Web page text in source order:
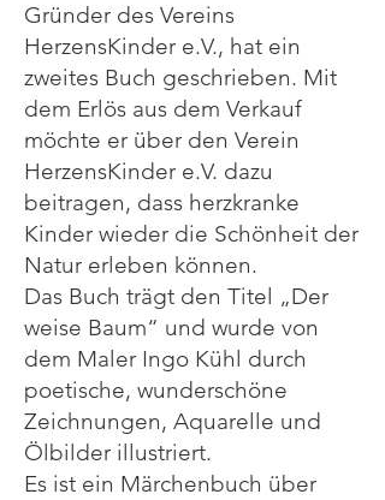
Gründer des Vereins
HerzensKinder e.V., hat ein
zweites Buch geschrieben. Mit
dem Erlös aus dem Verkauf
möchte er über den Verein
HerzensKinder e.V. dazu
beitragen, dass herzkranke
Kinder wieder die Schönheit der
Natur erleben können.
Das Buch trägt den Titel „Der
weise Baum“ und wurde von
dem Maler Ingo Kühl durch
poetische, wunderschöne
Zeichnungen, Aquarelle und
Ölbilder illustriert.
Es ist ein Märchenbuch über